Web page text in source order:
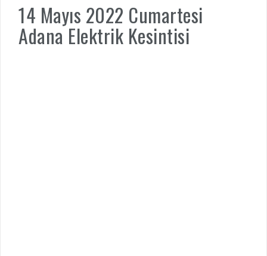
14 Mayıs 2022 Cumartesi
Adana Elektrik Kesintisi